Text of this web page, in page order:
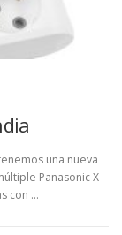
una nueva
Panasonic X-
con …